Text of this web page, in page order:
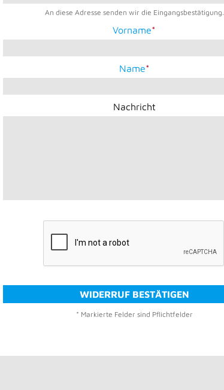
An diese Adresse senden wir die Eingangsbestätigung.
Vorname*
Name*
Nachricht
WIDERRUF BESTÄTIGEN
* Markierte Felder sind Pflichtfelder